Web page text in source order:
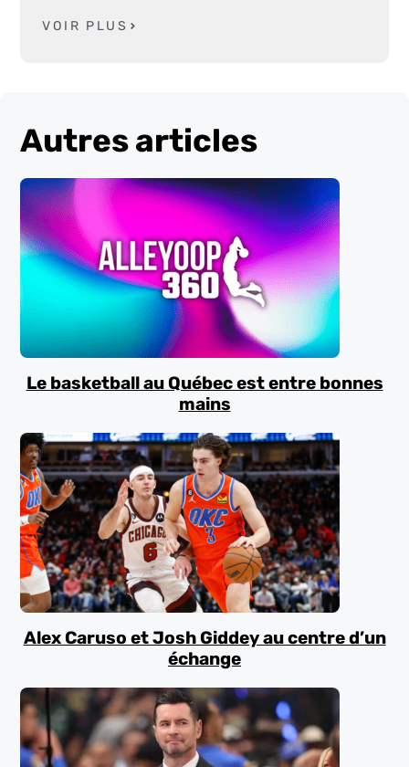
VOIR PLUS
Autres articles
Le basketball au Québec est entre bonnes
mains
Alex Caruso et Josh Giddey au centre d’un
échange